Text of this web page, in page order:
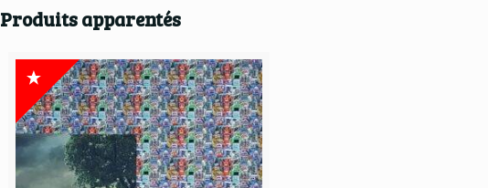
Produits apparentés